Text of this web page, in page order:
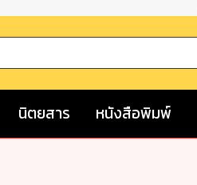
นิตยสาร หนังสือพิมพ์